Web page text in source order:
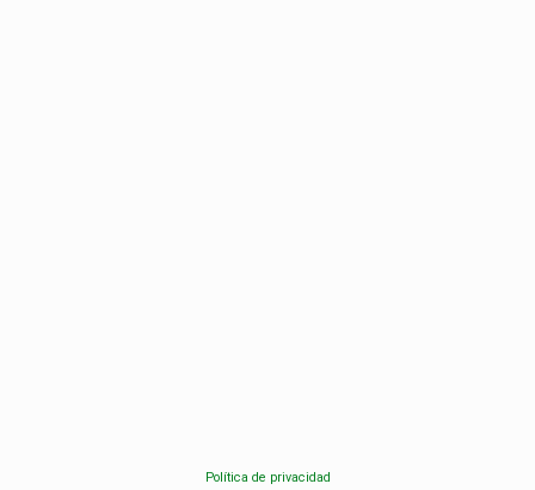
Política de privacidad